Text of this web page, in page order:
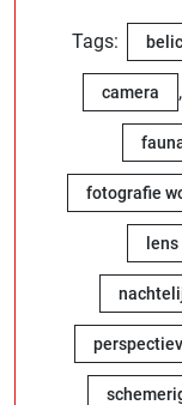
Tags:
camera ,
fotografie
lens